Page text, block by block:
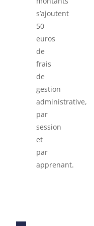
s’ajoutent
50
euros
de
frais
de
gestion
administrative,
par
session
et
par
apprenant.